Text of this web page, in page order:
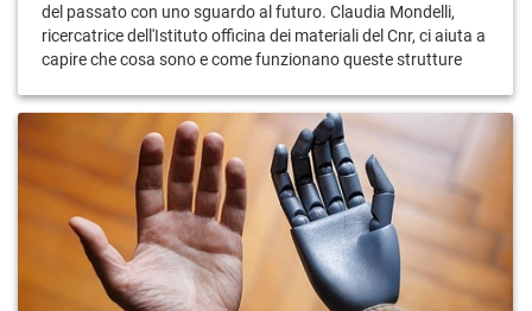
del passato con uno sguardo al futuro. Claudia Mondelli,
ricercatrice dell'Istituto officina dei materiali del Cnr, ci aiuta a
capire che cosa sono e come funzionano queste strutture